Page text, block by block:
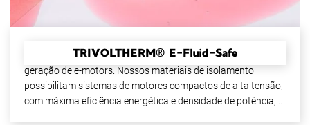
TRIVOLTHERM® E-Fluid-Safe
Mais eficiência, potência e confiabilidade para a próxima
geração de e-motors. Nossos materiais de isolamento
possibilitam sistemas de motores compactos de alta tensão,
com máxima eficiência energética e densidade de potência,